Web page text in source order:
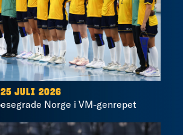
25 JULI 2026
Norge i VM-genrepet